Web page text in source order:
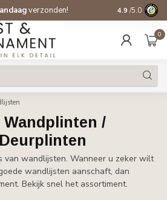
verzonden! Gratis
4.9 /5.0
0
/
van wandlijsten. Wanneer u zeker wilt
wandlijsten aanschaft, dan
Bekijk snel het assortiment.